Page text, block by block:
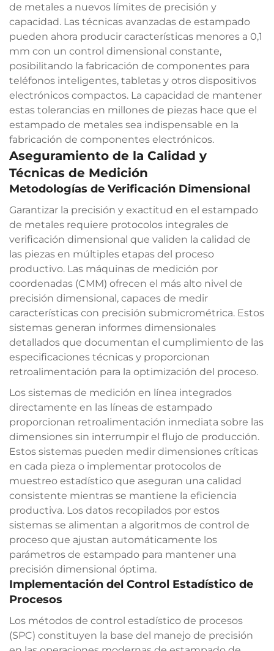
de metales a nuevos límites de precisión y
capacidad. Las técnicas avanzadas de estampado
pueden ahora producir características menores a 0,1
mm con un control dimensional constante,
posibilitando la fabricación de componentes para
teléfonos inteligentes, tabletas y otros dispositivos
electrónicos compactos. La capacidad de mantener
estas tolerancias en millones de piezas hace que el
estampado de metales sea indispensable en la
fabricación de componentes electrónicos.
Aseguramiento de la Calidad y
Técnicas de Medición
Metodologías de Verificación Dimensional
Garantizar la precisión y exactitud en el estampado
de metales requiere protocolos integrales de
verificación dimensional que validen la calidad de
las piezas en múltiples etapas del proceso
productivo. Las máquinas de medición por
coordenadas (CMM) ofrecen el más alto nivel de
precisión dimensional, capaces de medir
características con precisión submicrométrica. Estos
sistemas generan informes dimensionales
detallados que documentan el cumplimiento de las
especificaciones técnicas y proporcionan
retroalimentación para la optimización del proceso.
Los sistemas de medición en línea integrados
directamente en las líneas de estampado
proporcionan retroalimentación inmediata sobre las
dimensiones sin interrumpir el flujo de producción.
Estos sistemas pueden medir dimensiones críticas
en cada pieza o implementar protocolos de
muestreo estadístico que aseguran una calidad
consistente mientras se mantiene la eficiencia
productiva. Los datos recopilados por estos
sistemas se alimentan a algoritmos de control de
proceso que ajustan automáticamente los
parámetros de estampado para mantener una
precisión dimensional óptima.
Implementación del Control Estadístico de
Procesos
Los métodos de control estadístico de procesos
(SPC) constituyen la base del manejo de precisión